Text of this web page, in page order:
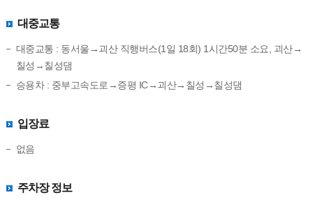
대중교통
대중교통 : 동서울→괴산 직행버스(1일 18회) 1시간50분 소요, 괴산→
칠성→칠성댐
승용차 : 중부고속도로→증평 IC→괴산→칠성→칠성댐
입장료
없음
주차장 정보